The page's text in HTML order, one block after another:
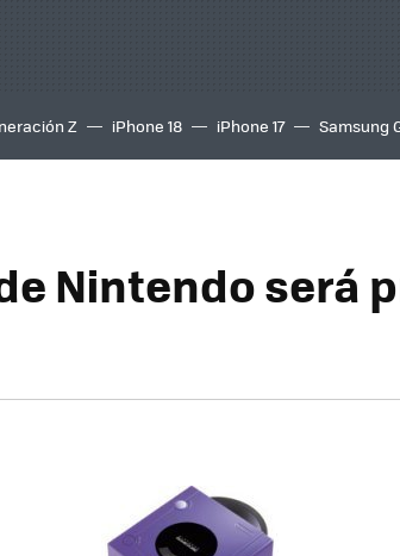
Z iPhone 18 iPhone 17 Samsung
Nintendo será